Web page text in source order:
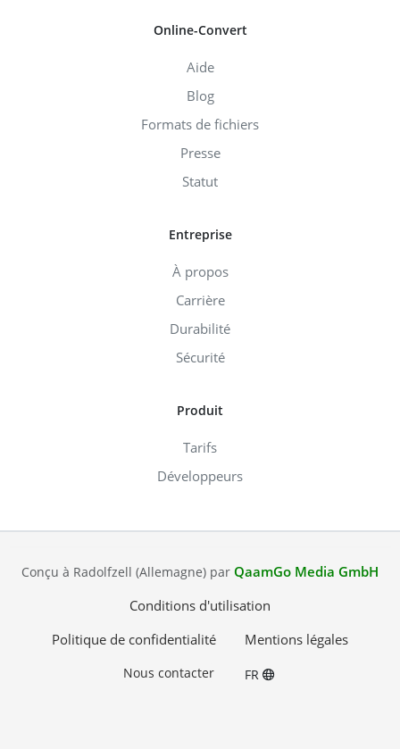
Online-Convert
Aide
Blog
Formats de fichiers
Presse
Statut
Entreprise
À propos
Carrière
Durabilité
Sécurité
Produit
Tarifs
Développeurs
Conçu à Radolfzell (Allemagne) par QaamGo Media GmbH
Conditions d'utilisation
Politique de confidentialité
Mentions légales
Nous contacter FR